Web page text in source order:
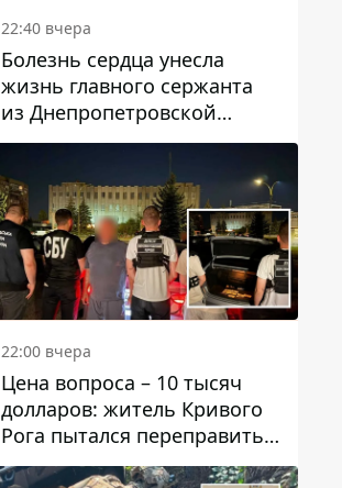
22:40 вчера
Болезнь сердца унесла
жизнь главного сержанта
из Днепропетровской
области Юрия Свистуна
22:00 вчера
Цена вопроса – 10 тысяч
долларов: житель Кривого
Рога пытался переправить
мужчину в Словакию